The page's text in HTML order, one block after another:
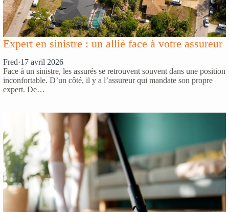
Expert en sinistre : un allié face à votre assureur
Fred·17 avril 2026
Face à un sinistre, les assurés se retrouvent souvent dans une position
inconfortable. D’un côté, il y a l’assureur qui mandate son propre
expert. De…